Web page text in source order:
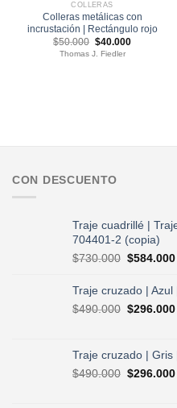
COLLERAS
Colleras metálicas con
incrustación | Rectángulo rojo
$50.000 El
precio
original
$40.000El
Thomas J. Fiedler
CON DESCUENTO
Traje cuadrillé |
704401-2 (copia)
$730.000 El
original
era:
$730.000.
$584.000
Traje cruzado |
$490.000 El
era:
$490.000.
$296.000
Traje cruzado | Gris
$490.000 El
$296.000